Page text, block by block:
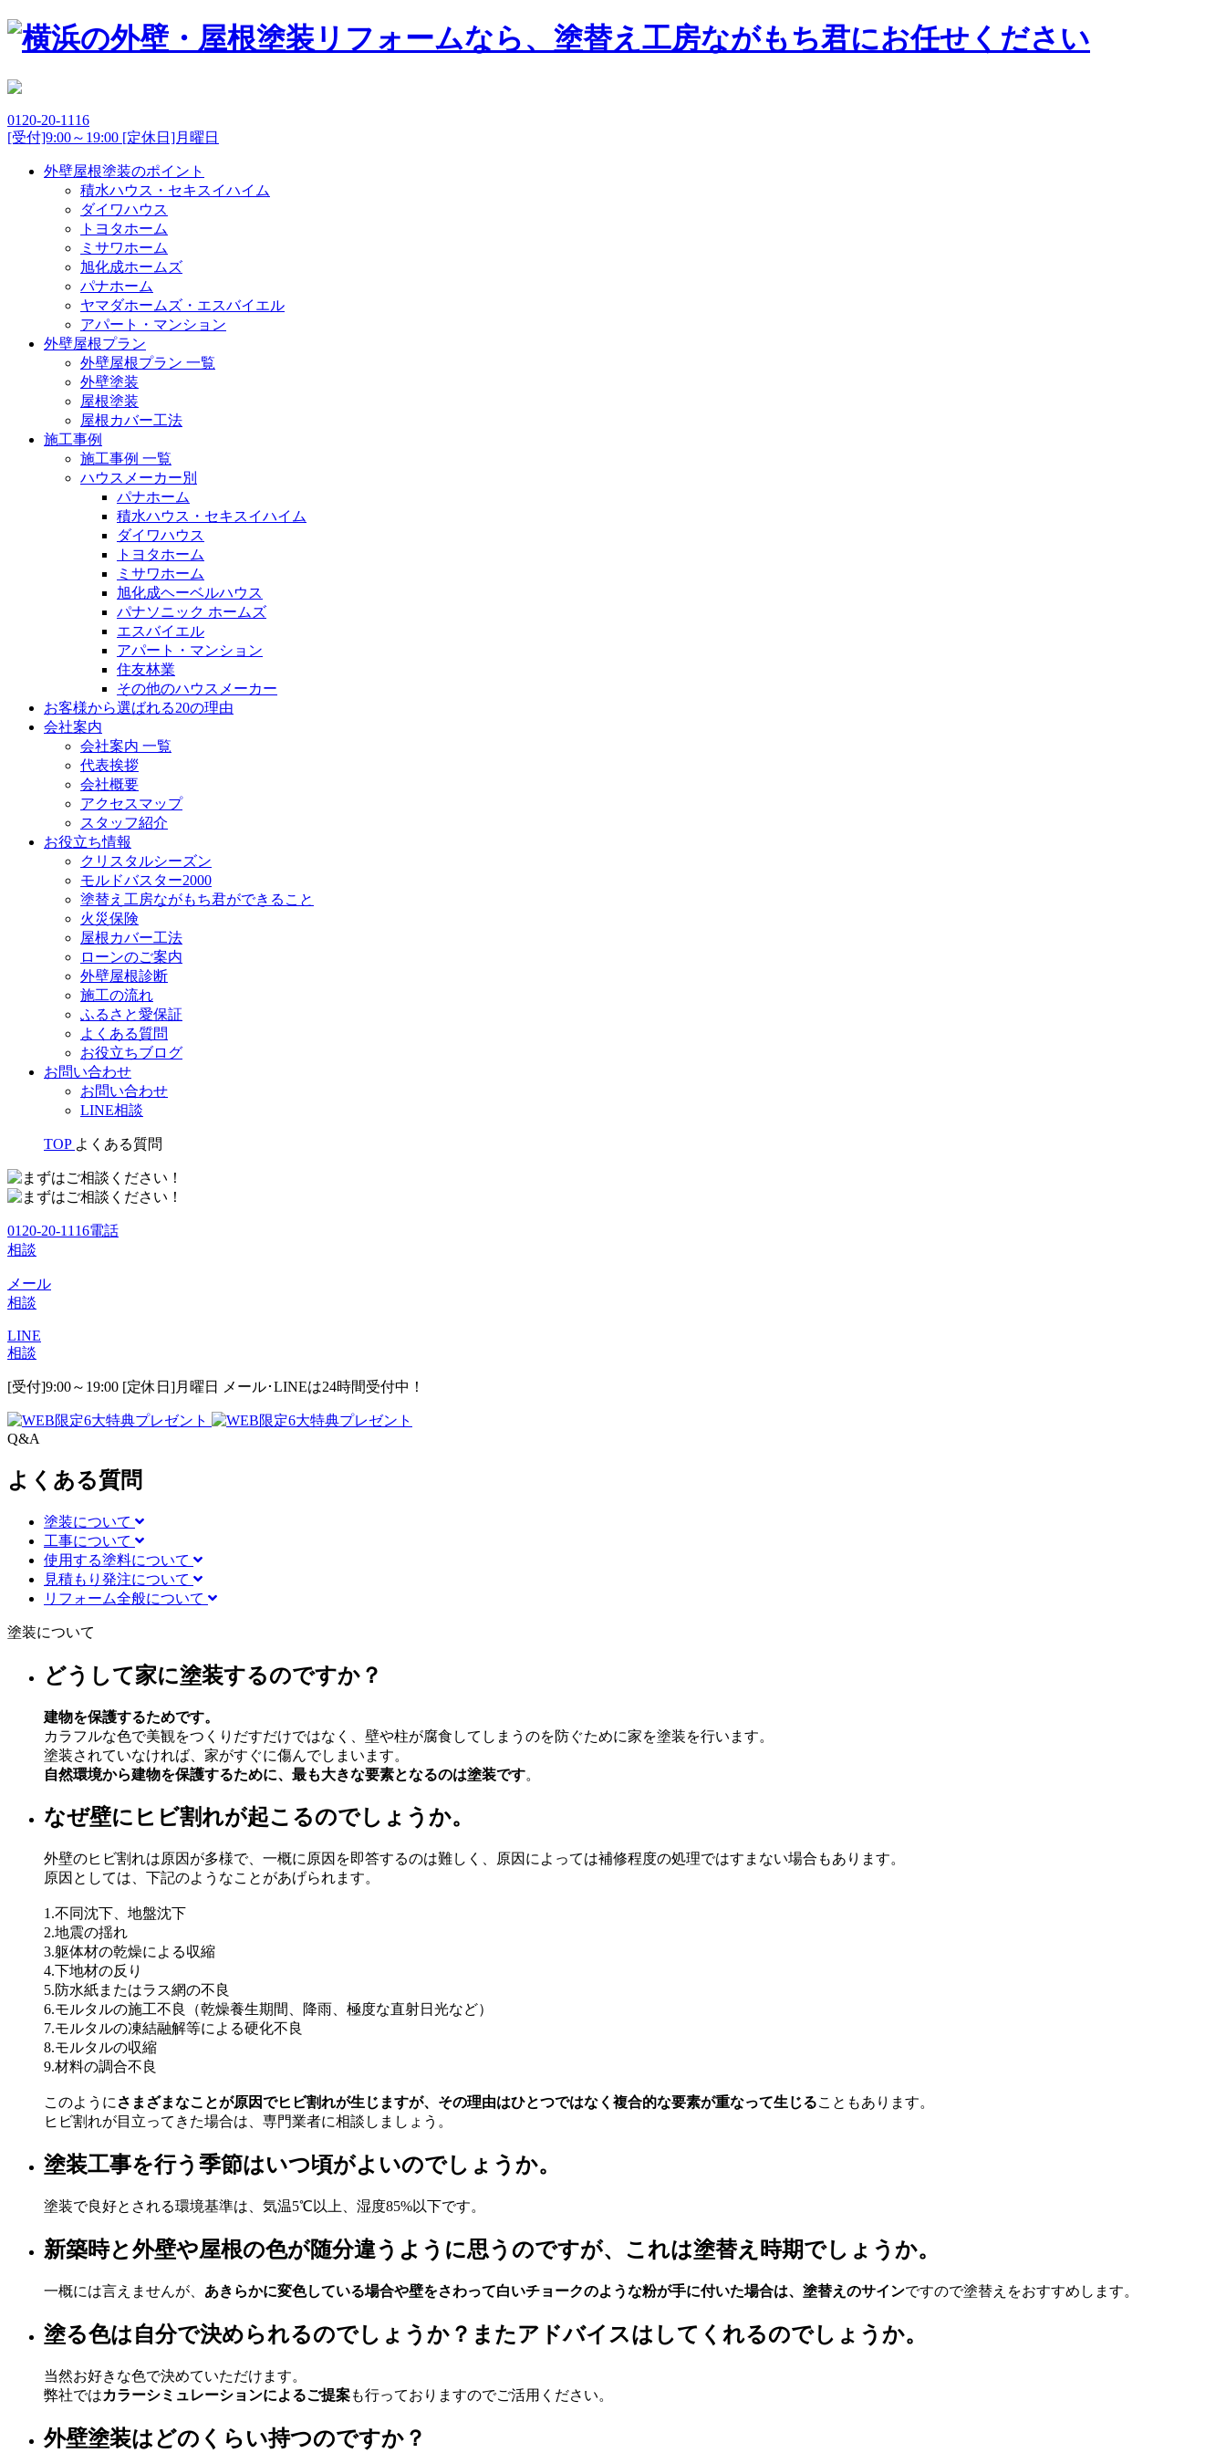
0120-20-1116
[受付]9:00～19:00 [定休日]月曜日
外壁屋根塗装のポイント
積水ハウス・セキスイハイム
ダイワハウス
トヨタホーム
ミサワホーム
旭化成ホームズ
パナホーム
ヤマダホームズ・エスバイエル
アパート・マンション
外壁屋根プラン
外壁屋根プラン 一覧
外壁塗装
屋根塗装
屋根カバー工法
施工事例
施工事例 一覧
ハウスメーカー別
パナホーム
積水ハウス・セキスイハイム
ダイワハウス
トヨタホーム
ミサワホーム
旭化成ヘーベルハウス
パナソニック ホームズ
エスバイエル
アパート・マンション
住友林業
その他のハウスメーカー
お客様から選ばれる20の理由
会社案内
会社案内 一覧
代表挨拶
会社概要
アクセスマップ
スタッフ紹介
お役立ち情報
クリスタルシーズン
モルドバスター2000
塗替え工房ながもち君ができること
火災保険
屋根カバー工法
ローンのご案内
外壁屋根診断
施工の流れ
ふるさと愛保証
よくある質問
お役立ちブログ
お問い合わせ
お問い合わせ
LINE相談
TOP よくある質問
0120-20-1116電話
相談
メール
相談
LINE
相談
[受付]9:00～19:00 [定休日]月曜日 メール･LINEは24時間受付中！
Q&A
よくある質問
塗装について
工事について
使用する塗料について
見積もり発注について
リフォーム全般について
塗装について
どうして家に塗装するのですか？
建物を保護するためです。
カラフルな色で美観をつくりだすだけではなく、壁や柱が腐食してしまうのを防ぐために家を塗装を行います。
塗装されていなければ、家がすぐに傷んでしまいます。
自然環境から建物を保護するために、最も大きな要素となるのは塗装です。
なぜ壁にヒビ割れが起こるのでしょうか。
外壁のヒビ割れは原因が多様で、一概に原因を即答するのは難しく、原因によっては補修程度の処理ではすまない場合もあります。
原因としては、下記のようなことがあげられます。
1.不同沈下、地盤沈下
2.地震の揺れ
3.躯体材の乾燥による収縮
4.下地材の反り
5.防水紙またはラス網の不良
6.モルタルの施工不良（乾燥養生期間、降雨、極度な直射日光など）
7.モルタルの凍結融解等による硬化不良
8.モルタルの収縮
9.材料の調合不良
このように さまざまなことが原因でヒビ割れが生じますが、その理由はひとつではなく複合的な要素が重なって生じることもあります。
ヒビ割れが目立ってきた場合は、専門業者に相談しましょう。
塗装工事を行う季節はいつ頃がよいのでしょうか。
塗装で良好とされる環境基準は、気温5℃以上、湿度85%以下です。
新築時と外壁や屋根の色が随分違うように思うのですが、これは塗替え時期でしょうか。
一概には言えませんが、 あきらかに変色している場合や壁をさわって白いチョークのような粉が手に付いた場合は、塗替えのサインですので塗替えをおすすめします。
塗る色は自分で決められるのでしょうか？またアドバイスはしてくれるのでしょうか。
当然お好きな色で決めていただけます。
弊社ではカラーシミュレーションによるご提案も行っておりますのでご活用ください。
外壁塗装はどのくらい持つのですか？